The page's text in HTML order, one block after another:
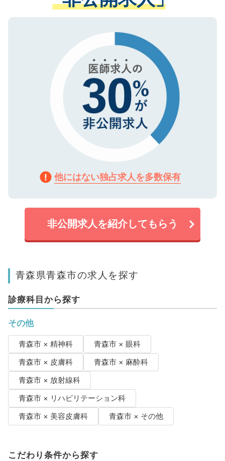
で、機密保持に関してもご安心ください。
ない方には、長期的なサポートが可能です
ので、まずはご登録ください。
他にはない独占求人を多数保有
非公開求人を紹介してもらう
青森県青森市の求人を探す
診療科目から探す
その他
青森市 × 精神科
青森市 × 眼科
青森市 × 皮膚科
青森市 × 麻酔科
青森市 × 放射線科
青森市 × リハビリテーション科
青森市 × 美容皮膚科
青森市 × その他
こだわり条件から探す